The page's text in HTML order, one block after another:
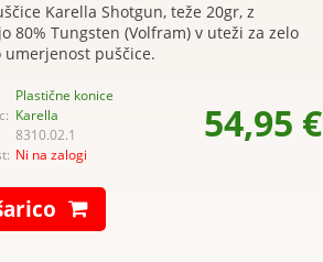
Karella Shotgun, teže 20gr, z
80% Tungsten (Volfram) v uteži za zelo
umerjenost puščice.
Plastične konice
Karella
8310.02.1
Ni na zalogi
54,95 €